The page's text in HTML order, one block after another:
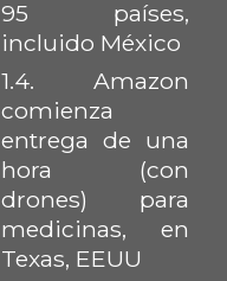
95 países,
incluido México
1.4. Amazon
comienza
entrega de una
hora (con
drones) para
medicinas, en
Texas, EEUU